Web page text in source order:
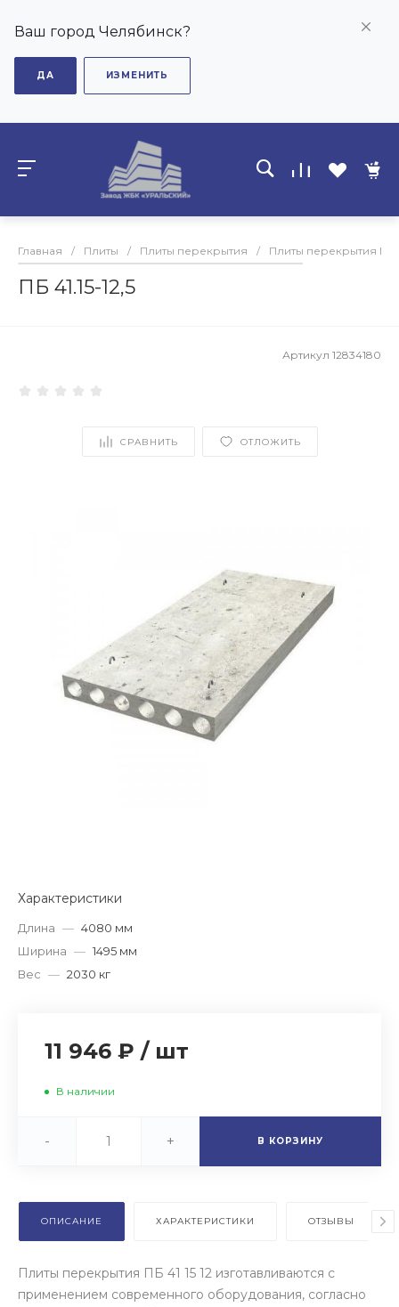
Ваш город Челябинск?
ДА ИЗМЕНИТЬ
Главная / Плиты / Плиты перекрытия / Плиты перекрытия ПБ
ПБ 41.15-12,5
Артикул 12834180
СРАВНИТЬ ОТЛОЖИТЬ
Характеристики
Длина — 4080 мм
Ширина — 1495 мм
Вес — 2030 кг
11 946 ₽ / шт
В наличии
- + В КОРЗИНУ
ОПИСАНИЕ ХАРАКТЕРИСТИКИ ОТЗЫВЫ
Плиты перекрытия ПБ 41 15 12 изготавливаются с
применением современного оборудования, согласно